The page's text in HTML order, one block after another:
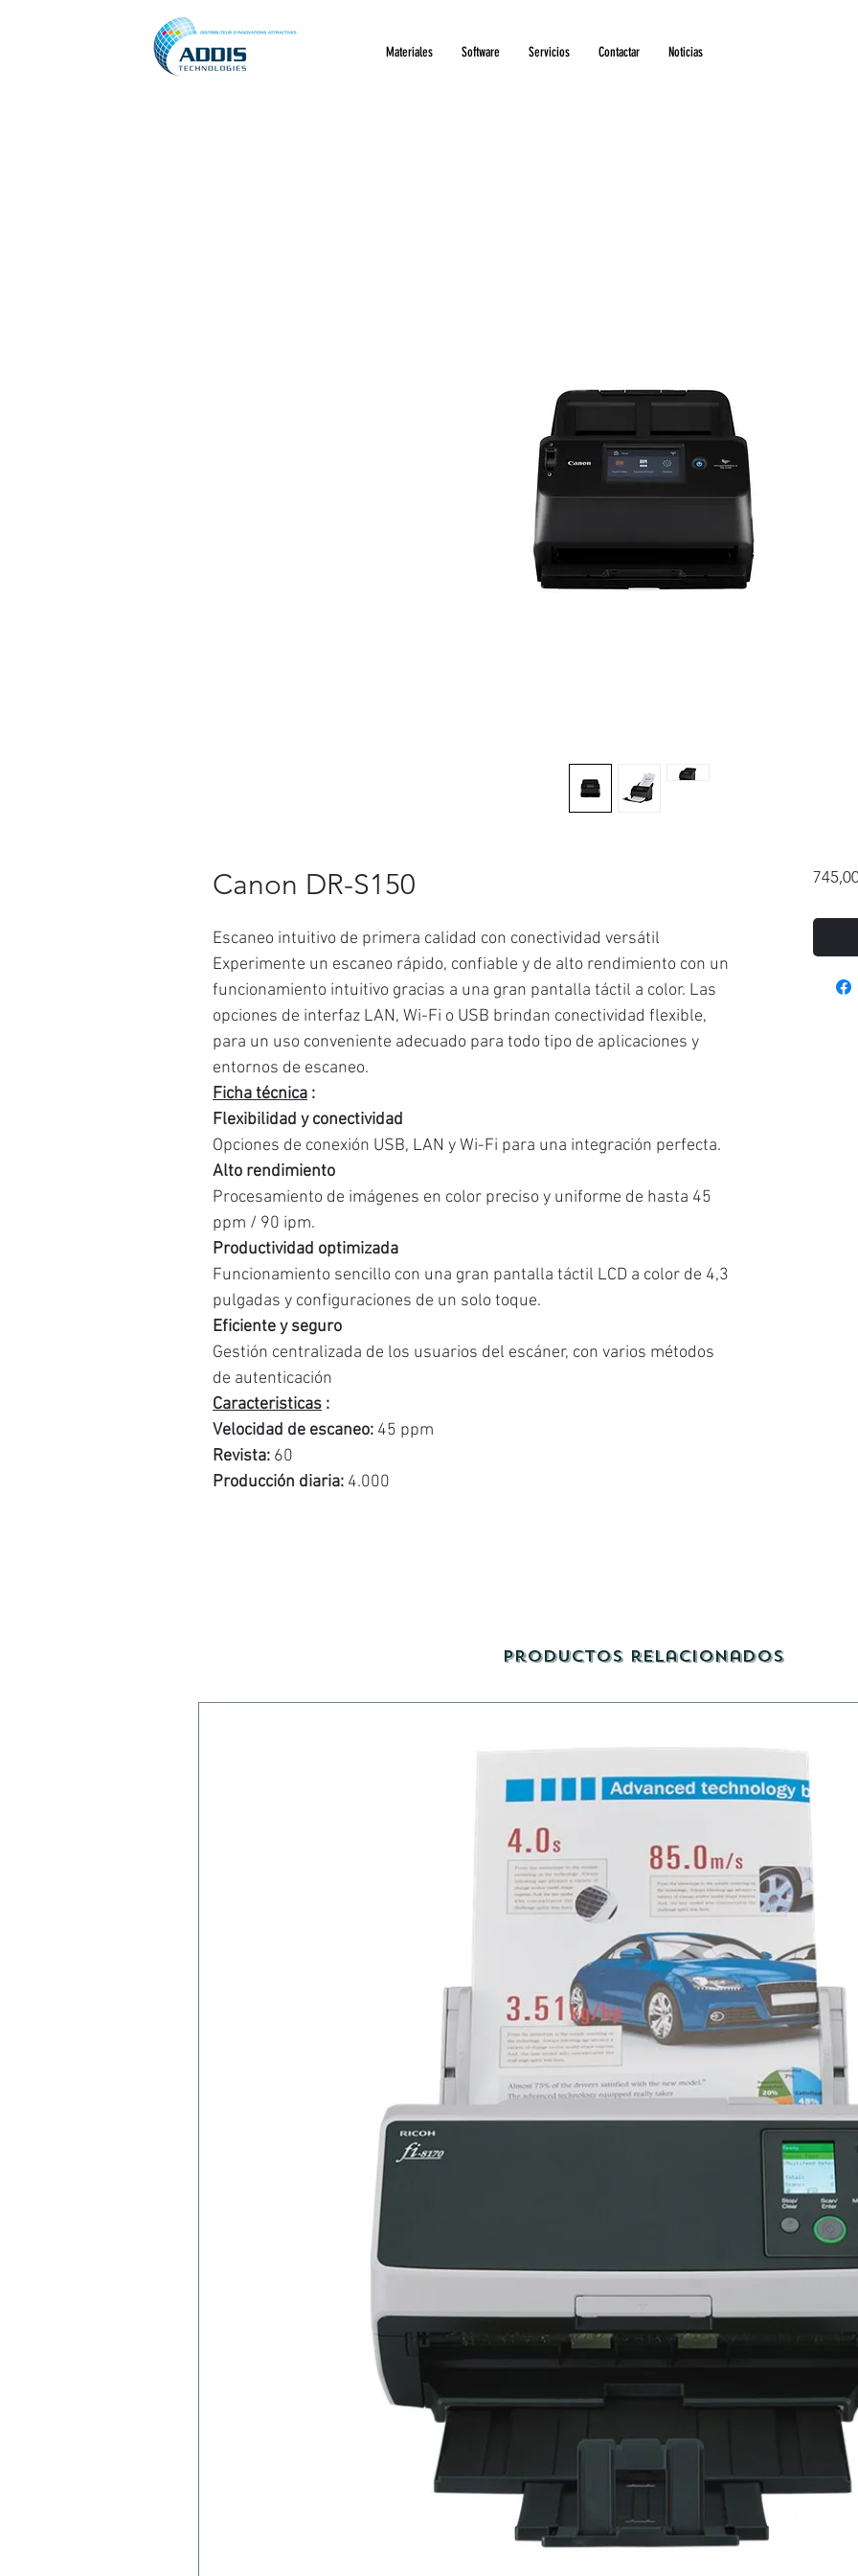
Materiales Software Servicios Contactar Noticias
Canon DR-S150
Escaneo intuitivo de primera calidad con conectividad versátil
Experimente un escaneo rápido, confiable y de alto rendimiento con un
funcionamiento intuitivo gracias a una gran pantalla táctil a color. Las
opciones de interfaz LAN, Wi-Fi o USB brindan conectividad flexible,
para un uso conveniente adecuado para todo tipo de aplicaciones y
entornos de escaneo.
Ficha técnica :
Flexibilidad y conectividad
Opciones de conexión USB, LAN y Wi-Fi para una integración perfecta.
Alto rendimiento
Procesamiento de imágenes en color preciso y uniforme de hasta 45
ppm / 90 ipm.
Productividad optimizada
Funcionamiento sencillo con una gran pantalla táctil LCD a color de 4,3
pulgadas y configuraciones de un solo toque.
Eficiente y seguro
Gestión centralizada de los usuarios del escáner, con varios métodos
de autenticación
Caracteristicas :
Velocidad de escaneo: 45 ppm
Revista: 60
Producción diaria: 4.000
Productos relacionados